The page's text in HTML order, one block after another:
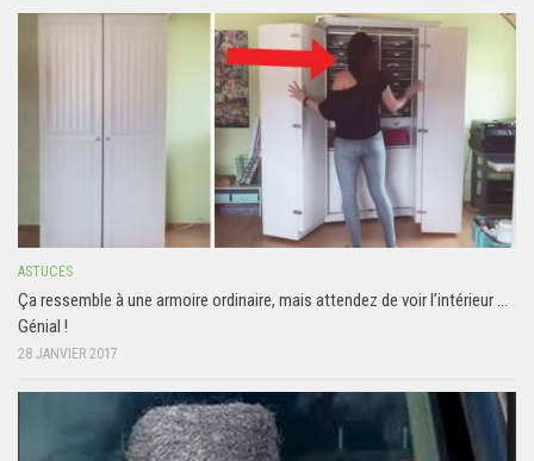
ASTUCES
Ça ressemble à une armoire ordinaire, mais attendez de voir l’intérieur …
Génial !
28 JANVIER 2017